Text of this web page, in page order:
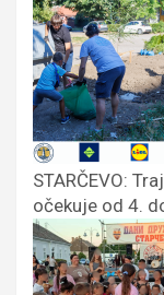
STARČEVO:
očekuje od 4.